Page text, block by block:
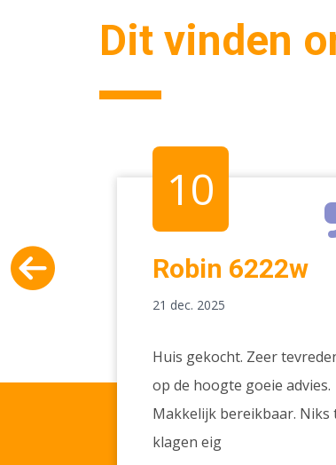
Dit vinden
10
Robin 6222w
21 dec. 2025
Huis gekocht. Zeer
op de hoogte goeie advies.
Makkelijk bereikbaar. Niks
klagen eig